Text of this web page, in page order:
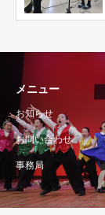
メニュー
お知らせ
お問い合わせ
事務局